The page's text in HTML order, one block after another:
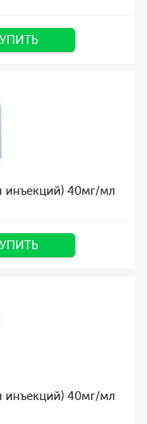
инъекций) 40мг/мл
инъекций) 40мг/мл